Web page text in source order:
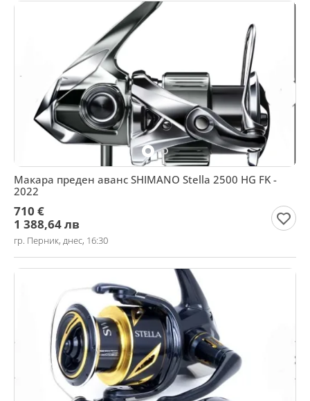
Макара преден аванс SHIMANO Stella 2500 HG FK -
2022
710 €
1 388,64 лв
гр. Перник, днес, 16:30